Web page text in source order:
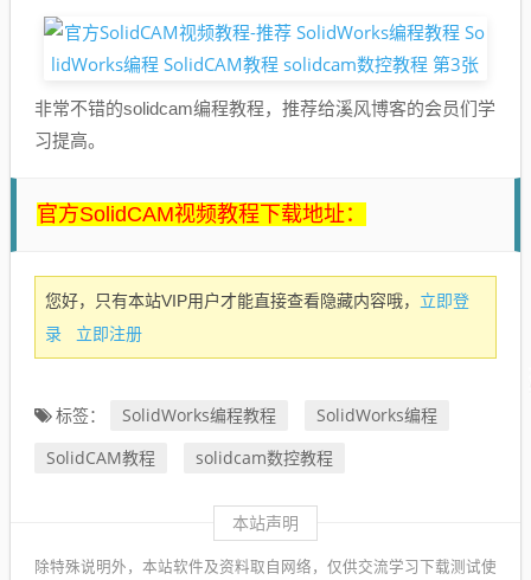
非常不错的solidcam编程教程，推荐给溪风博客的会员们学
习提高。
官方SolidCAM视频教程下载地址：
您好，只有本站VIP用户才能直接查看隐藏内容哦， 立即登
录
立即注册
标签： SolidWorks编程教程
SolidWorks编程
SolidCAM教程
solidcam数控教程
本站声明
除特殊说明外，本站软件及资料取自网络，仅供交流学习下载测试使